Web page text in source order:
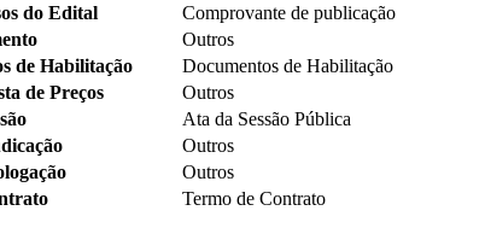
do Edital
Comprovante de publicação
Outros
de Habilitação
Documentos de Habilitação
de Preços
Outros
Ata da Sessão Pública
Outros
Outros
Termo de Contrato